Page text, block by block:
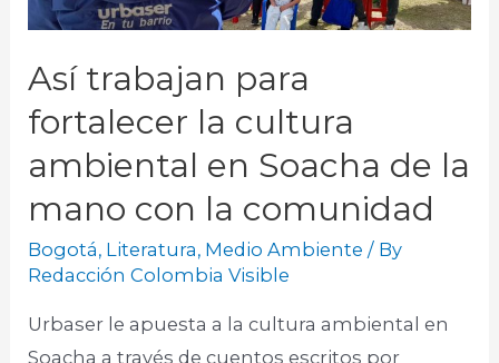
Así trabajan para
fortalecer la cultura
ambiental en Soacha de la
mano con la comunidad
Bogotá, Literatura, Medio Ambiente / By
Redacción Colombia Visible
Urbaser le apuesta a la cultura ambiental en
Soacha a través de cuentos escritos por